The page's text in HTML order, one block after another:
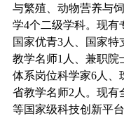
与繁殖、动物营养与
学4个二级学科。现有
国家优青3人、国家特
教学名师1 人、兼职院
体系岗位科学家6人、
省教学名师2 人。现有
等国家级科技创新平台